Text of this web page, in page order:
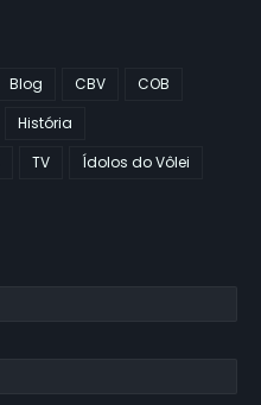
Blog CBV
COB
História
TV Ídolos do Vôlei